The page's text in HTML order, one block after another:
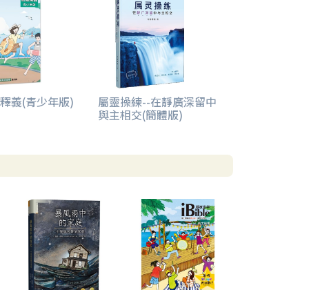
義(青少年版) 屬靈操練--在靜廣深留中
與主相交(簡體版)